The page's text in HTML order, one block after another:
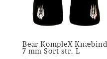
Bear KompleX Knæbind
7 mm Sort str. L